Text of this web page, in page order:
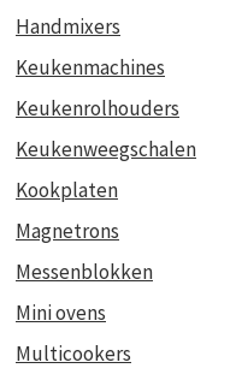
Handmixers
Keukenmachines
Keukenrolhouders
Keukenweegschalen
Kookplaten
Magnetrons
Messenblokken
Mini ovens
Multicookers